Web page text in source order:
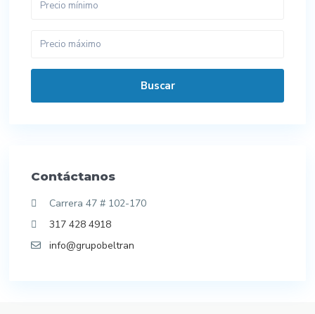
Buscar
Contáctanos
Carrera 47 # 102-170
317 428 4918
info@grupobeltran